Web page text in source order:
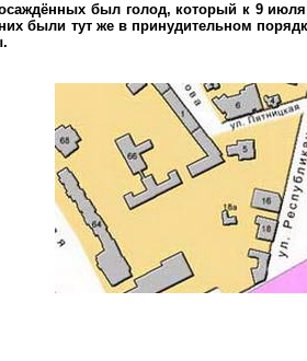
был голод, который к 9
были тут же в принудительном